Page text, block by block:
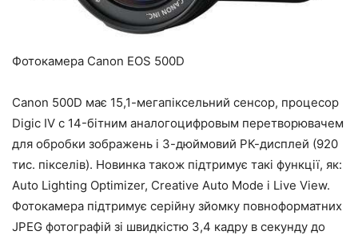
Фотокамера Canon EOS 500D
Canon 500D має 15,1-мегапіксельний сенсор, процесор
Digic IV c 14-бітним аналогоцифровым перетворювачем
для обробки зображень і 3-дюймовий РК-дисплей (920
тис. пікселів). Новинка також підтримує такі функції, як:
Auto Lighting Optimizer, Creative Auto Mode і Live View.
Фотокамера підтримує серійну зйомку повноформатних
JPEG фотографій зі швидкістю 3,4 кадру в секунду до